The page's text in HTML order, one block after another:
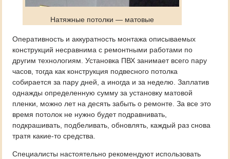
Натяжные потолки — матовые
Оперативность и аккуратность монтажа описываемых
конструкций несравнима с ремонтными работами по
другим технологиям. Установка ПВХ занимает всего пару
часов, тогда как конструкция подвесного потолка
собирается за пару дней, а иногда и за неделю. Заплатив
однажды определенную сумму за установку матовой
пленки, можно лет на десять забыть о ремонте. За все это
время потолок не нужно будет подравнивать,
подкрашивать, подбеливать, обновлять, каждый раз снова
тратя какие-то средства.
Специалисты настоятельно рекомендуют использовать